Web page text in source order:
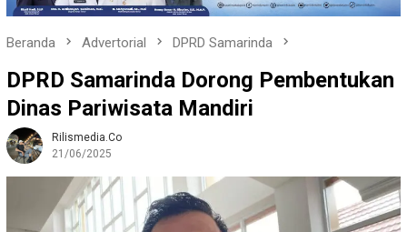
Beranda Advertorial DPRD Samarinda
DPRD Samarinda Dorong Pembentukan
Dinas Pariwisata Mandiri
Rilismedia.co
21/06/2025